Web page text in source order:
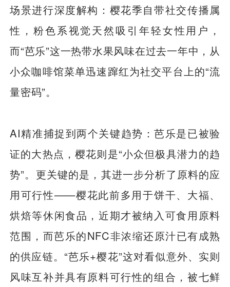
场景进行深度解构：樱花季自带社交传播属
性，粉色系视觉天然吸引年轻女性用户，
而“芭乐”这一热带水果风味在过去一年中，从
小众咖啡馆菜单迅速蹿红为社交平台上的“流
量密码”。
AI精准捕捉到两个关键趋势：芭乐是已被验
证的大热点，樱花则是“小众但极具潜力的趋
势”。更关键的是，其进一步分析了原料的应
用可行性——樱花此前多用于饼干、大福、
烘焙等休闲食品，近期才被纳入可食用原料
范围，而芭乐的NFC非浓缩还原汁已有成熟
的供应链。“芭乐+樱花”这对看似意外、实则
风味互补并具有原料可行性的组合，被七鲜